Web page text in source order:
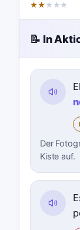
★★ ★ ★ ★
📝 In
Der
Kiste auf.